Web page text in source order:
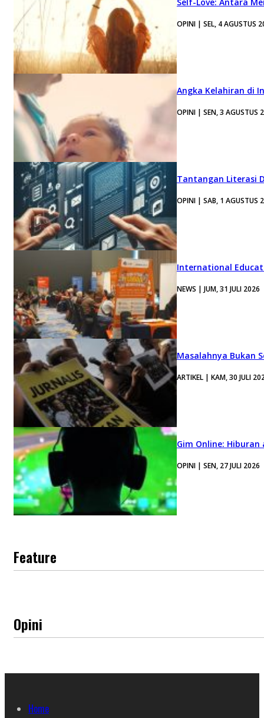
OPINI | SEL, 4 AGUSTUS
Angka Kelahiran di
OPINI | SEN, 3 AGUSTUS
Tantangan Literasi
OPINI | SAB, 1 AGUSTUS
International
NEWS | JUM, 31 JULI 2026
Masalahnya Bukan
ARTIKEL | KAM, 30 JULI
Gim Online:
OPINI | SEN, 27 JULI 2026
Feature
Opini
Home